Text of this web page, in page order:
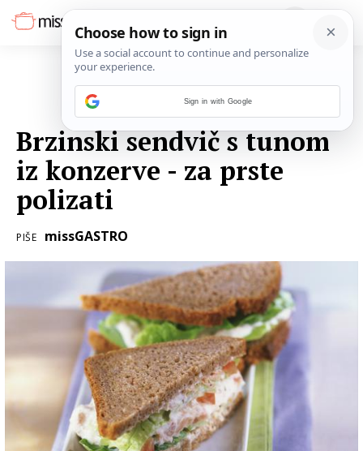
Brzinski sendvič s tunom
iz konzerve - za prste
polizati
PIŠE missGASTRO
Sign in with Google